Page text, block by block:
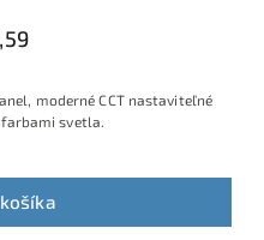
moderné CCT nastaviteľné
svetla.